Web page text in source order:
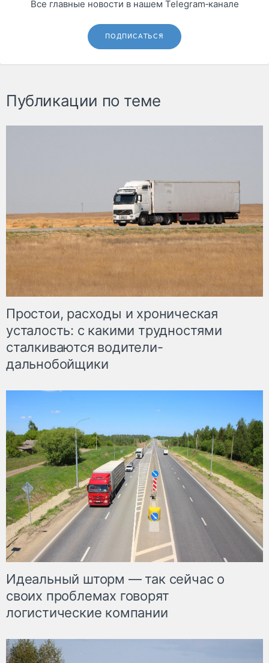
Все главные новости в нашем Telegram‑канале
ПОДПИСАТЬСЯ
Публикации по теме
Простои, расходы и хроническая
усталость: с какими трудностями
сталкиваются водители-
дальнобойщики
Идеальный шторм — так сейчас о
своих проблемах говорят
логистические компании